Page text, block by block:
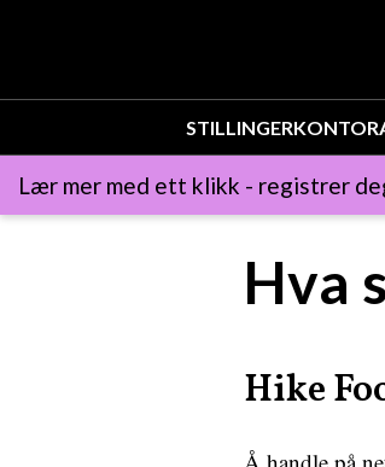
STILLINGERKONTOR
Lær mer med ett klikk - registrer
Hva
Hike